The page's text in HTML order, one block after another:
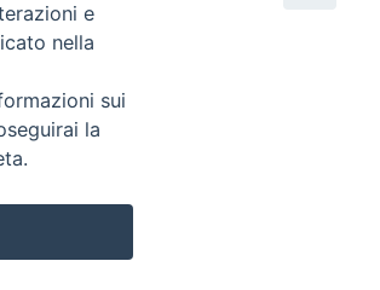
e
nella
sui
la